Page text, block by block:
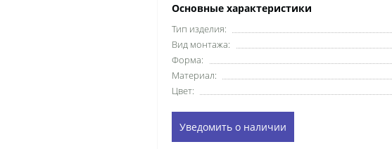
Основные характеристики
Тип изделия:
Вид монтажа:
Форма:
Материал:
Цвет:
Уведомить о наличии